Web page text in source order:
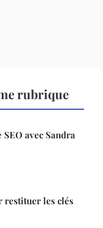
rubrique
avec Sandra
restituer les clés